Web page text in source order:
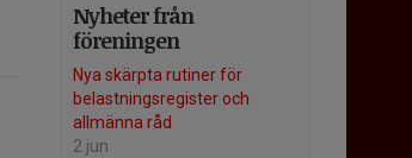
Nyheter från
föreningen
Nya skärpta rutiner för
belastningsregister och
allmänna råd
2 jun